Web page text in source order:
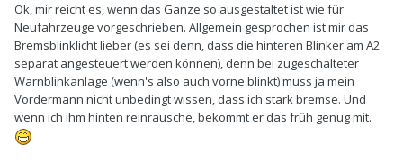
Ok, mir reicht es, wenn das Ganze so ausgestaltet ist wie für
Neufahrzeuge vorgeschrieben. Allgemein gesprochen ist mir das
Bremsblinklicht lieber (es sei denn, dass die hinteren Blinker am A2
separat angesteuert werden können), denn bei zugeschalteter
Warnblinkanlage (wenn's also auch vorne blinkt) muss ja mein
Vordermann nicht unbedingt wissen, dass ich stark bremse. Und
wenn ich ihm hinten reinrausche, bekommt er das früh genug mit.